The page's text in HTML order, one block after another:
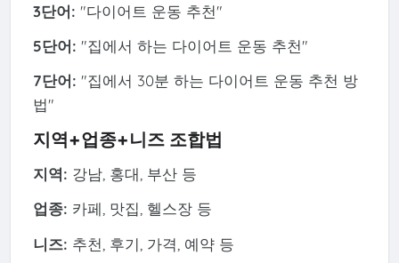
3단어: "다이어트 운동 추천"
5단어: "집에서 하는 다이어트 운동 추천"
7단어: "집에서 30분 하는 다이어트 운동 추천 방
법"
지역+업종+니즈 조합법
지역: 강남, 홍대, 부산 등
업종: 카페, 맛집, 헬스장 등
니즈: 추천, 후기, 가격, 예약 등